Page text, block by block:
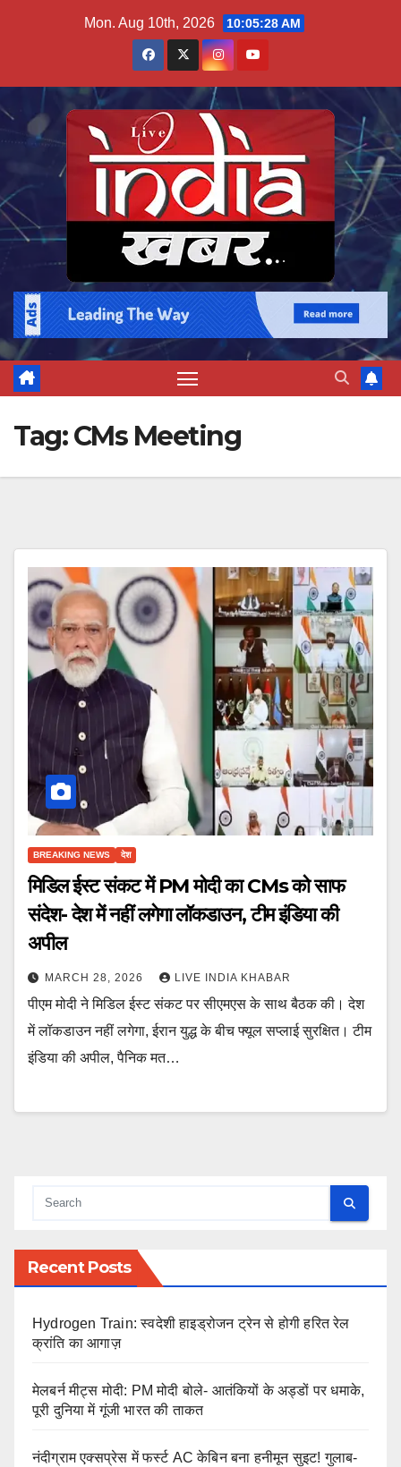
Mon. Aug 10th, 2026 10:05:29 AM
Tag:CMs Meeting
BREAKING NEWS देश
मिडिल ईस्ट संकट में PM मोदी का CMs को साफ
संदेश- देश में नहीं लगेगा लॉकडाउन, टीम इंडिया की
अपील
MARCH 28, 2026 LIVE INDIA KHABAR
पीएम मोदी ने मिडिल ईस्ट संकट पर सीएमएस के साथ बैठक की। देश
में लॉकडाउन नहीं लगेगा, ईरान युद्ध के बीच फ्यूल सप्लाई सुरक्षित। टीम
इंडिया की अपील, पैनिक मत…
Recent Posts
Hydrogen Train: स्वदेशी हाइड्रोजन ट्रेन से होगी हरित रेल
क्रांति का आगाज़
मेलबर्न मीट्स मोदी: PM मोदी बोले- आतंकियों के अड्डों पर धमाके,
पूरी दुनिया में गूंजी भारत की ताकत
नंदीग्राम एक्सप्रेस में फर्स्ट AC केबिन बना हनीमून सुइट! गुलाब-